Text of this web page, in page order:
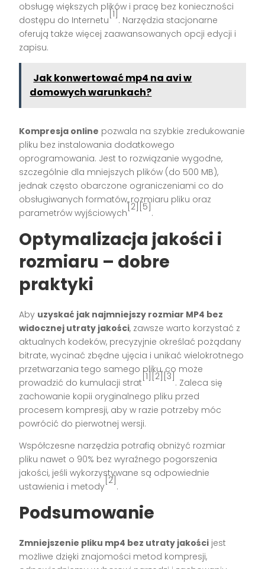
obsługę większych plików i pracę bez konieczności
dostępu do Internetu
[1]
. Narzędzia stacjonarne
oferują także więcej zaawansowanych opcji edycji i
zapisu.
Jak konwertować mp4 na avi w
domowych warunkach?
Kompresja online pozwala na szybkie zredukowanie
pliku bez instalowania dodatkowego
oprogramowania. Jest to rozwiązanie wygodne,
szczególnie dla mniejszych plików (do 500 MB),
jednak często obarczone ograniczeniami co do
obsługiwanych formatów, rozmiaru pliku oraz
parametrów wyjściowych
[2][5]
.
Optymalizacja jakości i
rozmiaru – dobre
praktyki
Aby uzyskać jak najmniejszy rozmiar MP4 bez
widocznej utraty jakości, zawsze warto korzystać z
aktualnych kodeków, precyzyjnie określać pożądany
bitrate, wycinać zbędne ujęcia i unikać wielokrotnego
przetwarzania tego samego pliku, co może
prowadzić do kumulacji strat
[1][2][3]
. Zaleca się
zachowanie kopii oryginalnego pliku przed
procesem kompresji, aby w razie potrzeby móc
powrócić do pierwotnej wersji.
Współczesne narzędzia potrafią obniżyć rozmiar
pliku nawet o 90% bez wyraźnego pogorszenia
jakości, jeśli wykorzystywane są odpowiednie
ustawienia i metody
[2]
.
Podsumowanie
Zmniejszenie pliku mp4 bez utraty jakości jest
możliwe dzięki znajomości metod kompresji,